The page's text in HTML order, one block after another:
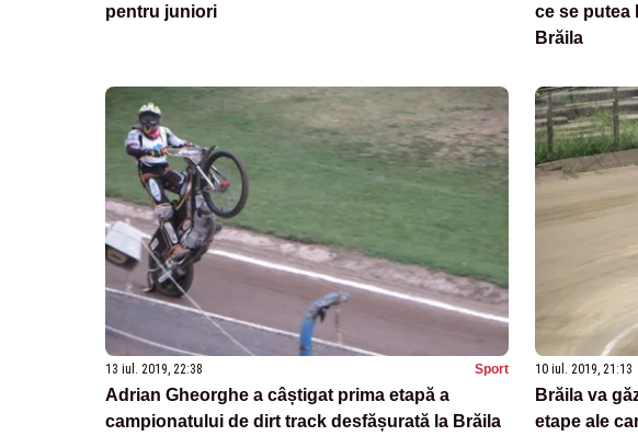
pentru juniori
ce se putea
Brăila
13 iul. 2019, 22:38 Sport
Adrian Gheorghe a câștigat prima etapă a
campionatului de dirt track desfășurată la Brăila
10 iul. 2019, 21:13
Brăila va
etape ale